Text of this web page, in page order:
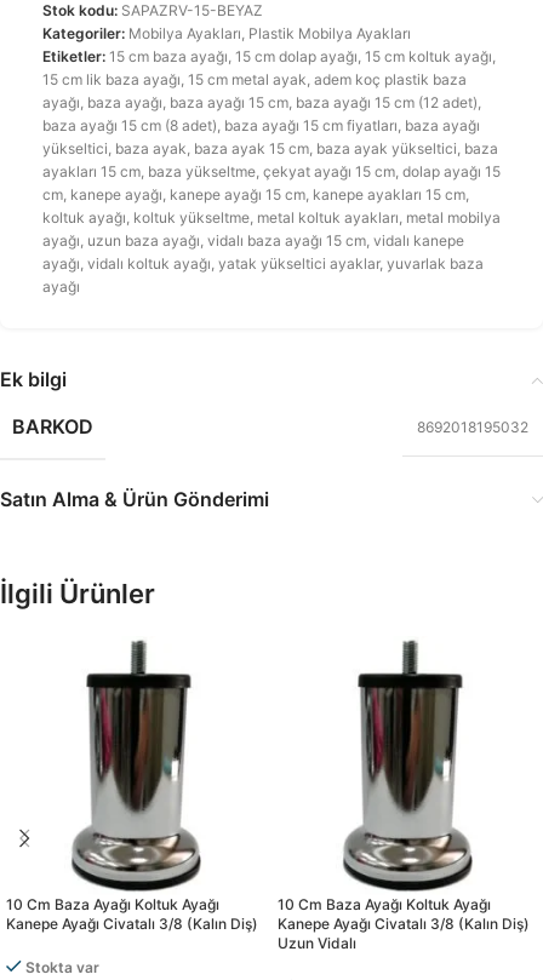
Stok kodu: SAPAZRV-15-BEYAZ
Kategoriler: Mobilya Ayakları, Plastik Mobilya Ayakları
Etiketler: 15 cm baza ayağı, 15 cm dolap ayağı, 15 cm koltuk ayağı,
15 cm lik baza ayağı, 15 cm metal ayak, adem koç plastik baza
ayağı, baza ayağı, baza ayağı 15 cm, baza ayağı 15 cm (12 adet),
baza ayağı 15 cm (8 adet), baza ayağı 15 cm fiyatları, baza ayağı
yükseltici, baza ayak, baza ayak 15 cm, baza ayak yükseltici, baza
ayakları 15 cm, baza yükseltme, çekyat ayağı 15 cm, dolap ayağı 15
cm, kanepe ayağı, kanepe ayağı 15 cm, kanepe ayakları 15 cm,
koltuk ayağı, koltuk yükseltme, metal koltuk ayakları, metal mobilya
ayağı, uzun baza ayağı, vidalı baza ayağı 15 cm, vidalı kanepe
ayağı, vidalı koltuk ayağı, yatak yükseltici ayaklar, yuvarlak baza
ayağı
Ek bilgi
BARKOD
8692018195032
Satın Alma & Ürün Gönderimi
İlgili Ürünler
10 Cm Baza Ayağı Koltuk Ayağı
Kanepe Ayağı Civatalı 3/8 (kalın Diş)
Stokta var
10 Cm Baza Ayağı Koltuk Ayağı
Kanepe Ayağı Civatalı 3/8 (kalın Diş)
Uzun Vidalı